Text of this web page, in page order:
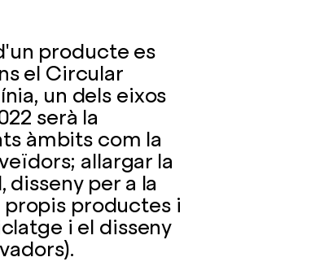
producte es
el Circular
un dels eixos
serà la
àmbits com la
allargar la
per a la
productes i
i el disseny